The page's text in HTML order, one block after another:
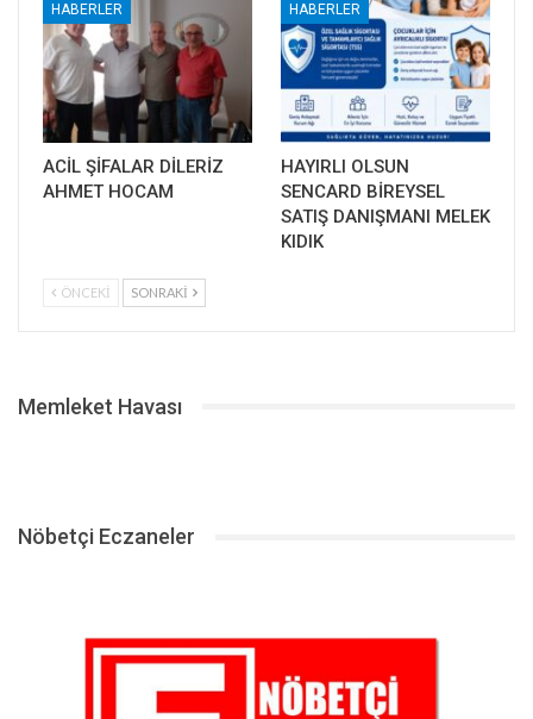
HABERLER
ACİL ŞİFALAR DİLERİZ
AHMET HOCAM
HABERLER
HAYIRLI OLSUN
SENCARD BİREYSEL
SATIŞ DANIŞMANI MELEK
KIDIK
ÖNCEKI SONRAKI
Memleket Havası
Nöbetçi Eczaneler